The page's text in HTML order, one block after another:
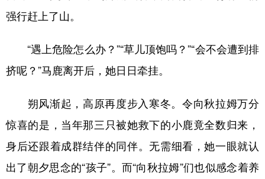
强行赶上了山。
“遇上危险怎么办？”“草儿顶饱吗？”“会不会遭到排
挤呢？”马鹿离开后，她日日牵挂。
朔风渐起，高原再度步入寒冬。令向秋拉姆万分
惊喜的是，当年那三只被她救下的小鹿竟全数归来，
身后还跟着成群结伴的同伴。无需细看，她一眼就认
出了朝夕思念的“孩子”。而“向秋拉姆”们也似感念着养